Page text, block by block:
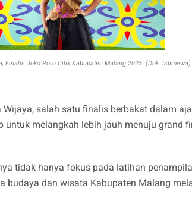
Finalis Joko Roro Cilik Kabupaten Malang 2025. (Dok. Istimewa).
Wijaya, salah satu finalis berbakat dalam
untuk melangkah lebih jauh menuju grand
tidak hanya fokus pada latihan
budaya dan wisata Kabupaten Malang